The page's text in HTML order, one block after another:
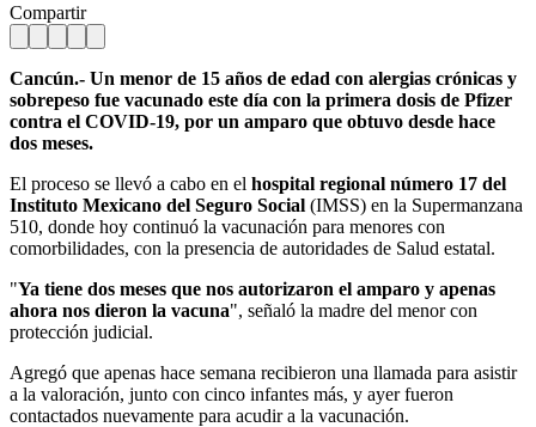
Compartir
Cancún.- Un menor de 15 años de edad con alergias crónicas y
sobrepeso fue vacunado este día con la primera dosis de Pfizer
contra el COVID-19, por un amparo que obtuvo desde hace
dos meses.
El proceso se llevó a cabo en el hospital regional número 17 del
Instituto Mexicano del Seguro Social (IMSS) en la Supermanzana
510, donde hoy continuó la vacunación para menores con
comorbilidades, con la presencia de autoridades de Salud estatal.
"Ya tiene dos meses que nos autorizaron el amparo y apenas
ahora nos dieron la vacuna", señaló la madre del menor con
protección judicial.
Agregó que apenas hace semana recibieron una llamada para asistir
a la valoración, junto con cinco infantes más, y ayer fueron
contactados nuevamente para acudir a la vacunación.